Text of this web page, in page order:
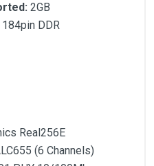
2GB
DDR
Real256E
(6 Channels)